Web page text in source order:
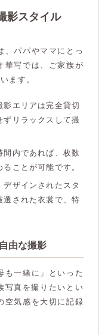
影スタイル
、パパやママにとっ
華写では、ご家族が
ます。
影エリアは完全貸切
ずリラックスして撮
間内であれば、枚数
ことが可能です。
デザインされたスタ
選された衣裳で、特
由な撮影
も一緒に」といった
写真を撮りたいとい
空気感を大切に記録